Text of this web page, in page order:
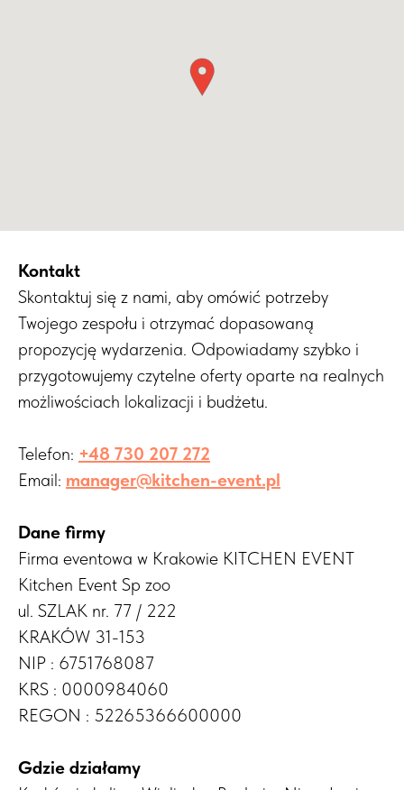
Kontakt
Skontaktuj się z nami, aby omówić potrzeby
Twojego zespołu i otrzymać dopasowaną
propozycję wydarzenia. Odpowiadamy szybko i
przygotowujemy czytelne oferty oparte na realnych
możliwościach lokalizacji i budżetu.
Telefon: +48 730 207 272
Email: manager@kitchen-event.pl
Dane firmy
Firma eventowa w Krakowie KITCHEN EVENT
Kitchen Event Sp zoo
ul. SZLAK nr. 77 / 222
KRAKÓW 31-153
NIP : 6751768087
KRS : 0000984060
REGON : 52265366600000
Gdzie działamy